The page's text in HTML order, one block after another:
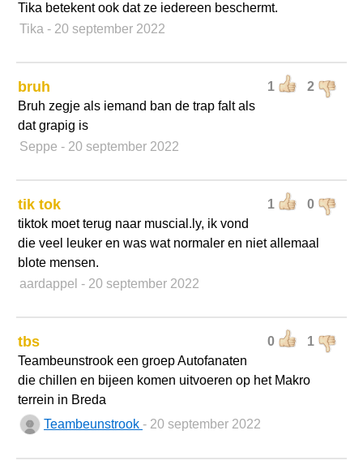
Tika betekent ook dat ze iedereen beschermt.
Tika - 20 september 2022
1 2
bruh
Bruh zegje als iemand ban de trap falt als
dat grapig is
Seppe - 20 september 2022
1 0
tik tok
tiktok moet terug naar muscial.ly, ik vond
die veel leuker en was wat normaler en niet allemaal
blote mensen.
aardappel - 20 september 2022
0 1
tbs
Teambeunstrook een groep Autofanaten
die chillen en bijeen komen uitvoeren op het Makro
terrein in Breda
Teambeunstrook - 20 september 2022